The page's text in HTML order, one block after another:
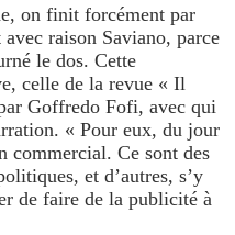
on finit forcément par
raison Saviano, parce
le dos. Cette
celle de la revue « Il
Goffredo Fofi, avec qui
« Pour eux, du jour
commercial. Ce sont des
et d’autres, s’y
de faire de la publicité à